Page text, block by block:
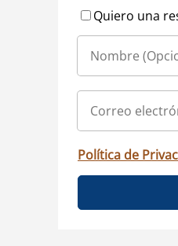
Quiero una
Política de